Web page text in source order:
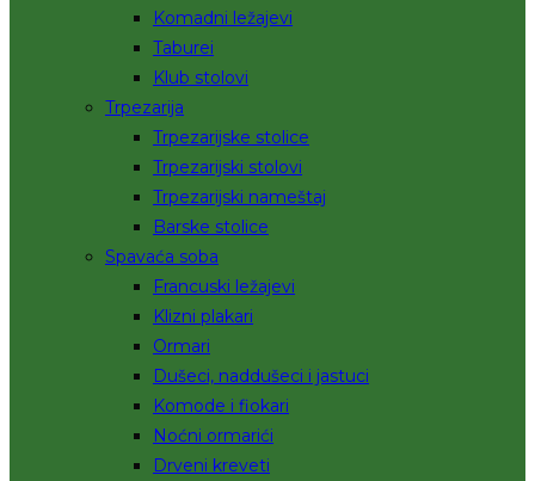
Komadni ležajevi
Taburei
Klub stolovi
Trpezarija
Trpezarijske stolice
Trpezarijski stolovi
Trpezarijski nameštaj
Barske stolice
Spavaća soba
Francuski ležajevi
Klizni plakari
Ormari
Dušeci, naddušeci i jastuci
Komode i fiokari
Noćni ormarići
Drveni kreveti